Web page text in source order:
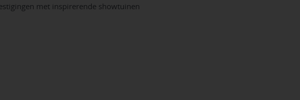
met inspirerende showtuinen